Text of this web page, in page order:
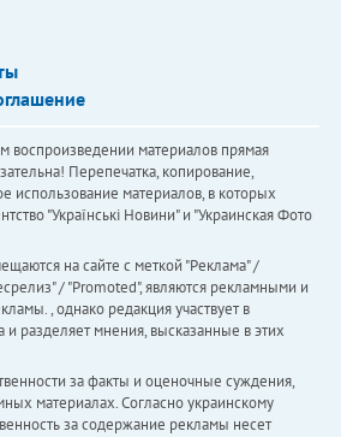
воспроизведении материалов прямая
Перепечатка, копирование,
использование материалов, в которых
"Українськi Новини" и "Украинская Фото
на сайте с меткой "Реклама" /
/ "Promoted", являются рекламными и
, однако редакция участвует в
и разделяет мнения, высказанные в этих
за факты и оценочные суждения,
материалах. Согласно украинскому
за содержание рекламы несет